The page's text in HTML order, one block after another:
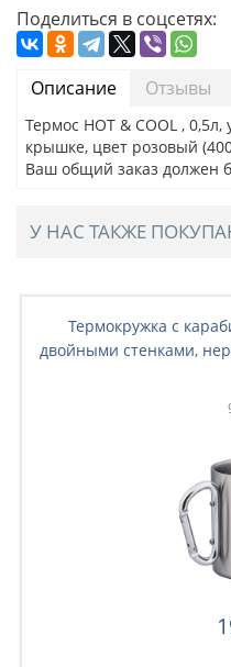
Поделиться в соцсетях:
Описание Отзывы
Термос HOT & COOL ,
крышке, цвет розовый
Ваш общий заказ должен
У НАС ТАКЖЕ
Термокружка с
двойными стенками,